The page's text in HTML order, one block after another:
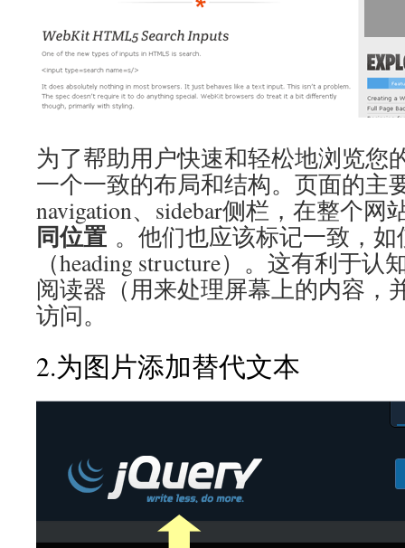
为了帮助用户快速和轻松地浏览您
一个一致的布局和结构。页面的
navigation、sidebar侧栏，在整个网
同位置 。他们也应该标记一致，
（heading structure）。这有利于
阅读器（用来处理屏幕上的内容，
访问。
2.为图片添加替代文本